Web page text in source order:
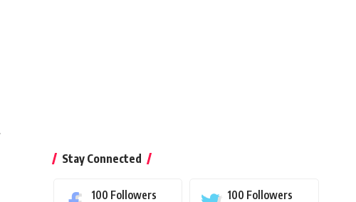
Stay Connected
100 Followers 100 Followers